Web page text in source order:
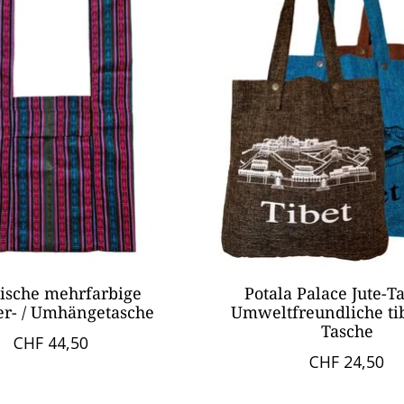
mehrfarbige
/ Umhängetasche
CHF 44,50
Potala Palace Jute-
Umweltfreundliche
Tasche
CHF 24,50